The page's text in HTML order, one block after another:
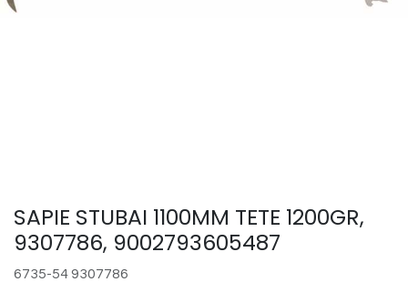
SAPIE STUBAI 1100MM TETE 1200GR,
9307786, 9002793605487
6735-54 9307786